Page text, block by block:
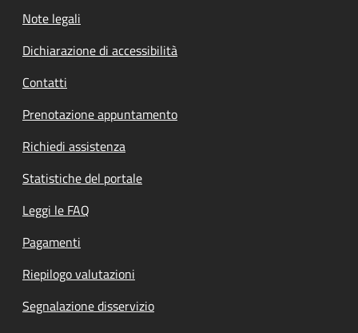
Note legali
Dichiarazione di accessibilità
Contatti
Prenotazione appuntamento
Richiedi assistenza
Statistiche del portale
Leggi le FAQ
Pagamenti
Riepilogo valutazioni
Segnalazione disservizio